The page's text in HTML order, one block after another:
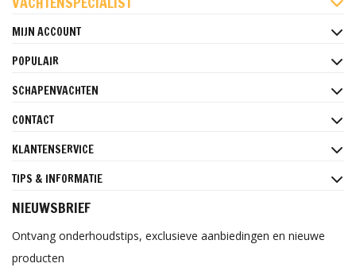
MIJN ACCOUNT
POPULAIR
SCHAPENVACHTEN
CONTACT
KLANTENSERVICE
TIPS & INFORMATIE
NIEUWSBRIEF
Ontvang onderhoudstips, exclusieve aanbiedingen en nieuwe
producten